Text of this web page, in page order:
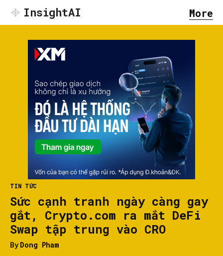
InsightAI More
TIN TỨC
Sức cạnh tranh ngày càng gay
gắt, Crypto.com ra mắt DeFi
Swap tập trung vào CRO
By Dong Pham